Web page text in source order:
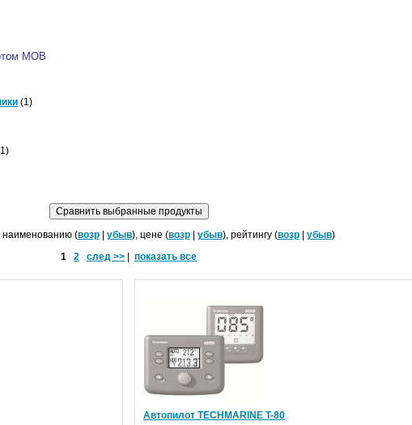
MOB
(1)
наименованию (возр| убыв), цене (возр| убыв), рейтингу (возр| убыв)
1
2 след >> | показать все
Автопилот TECHMARINE T-80